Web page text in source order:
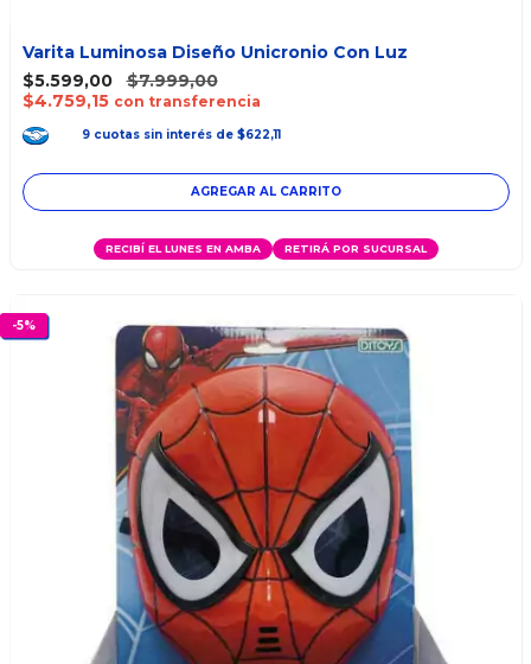
Varita Luminosa Diseño Unicronio Con Luz
$5.599,00
$7.999,00
$4.759,15 con transferencia
9 cuotas sin interés de $622,11
RECIBÍ EL LUNES EN AMBA RETIRÁ POR SUCURSAL
-5%